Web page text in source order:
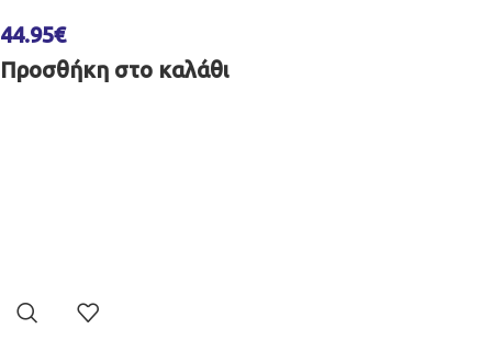
44.95€
Προσθήκη στο καλάθι